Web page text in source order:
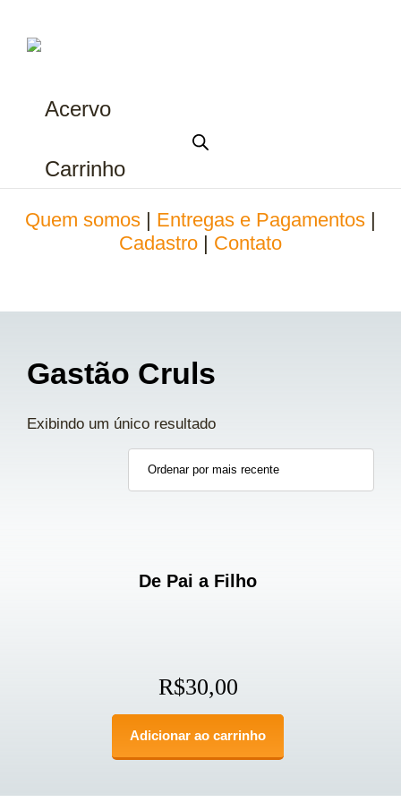
Acervo
Carrinho
Quem somos Entregas e Pagamentos
Cadastro
Contato
Gastão Cruls
Exibindo um único resultado
De Pai a Filho
R$30,00
Adicionar ao carrinho